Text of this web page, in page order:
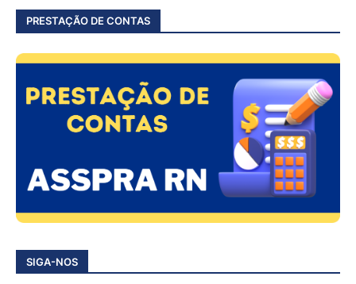
PRESTAÇÃO DE CONTAS
SIGA-NOS